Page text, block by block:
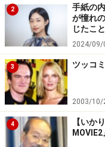
人気企業の新卒採
とても仲良くなっ
ど、それぞれに疑い
友情が生まれかけて
見えるプロセスや、
チで描かれていくと
ちが役にピッタリで
の痛烈な洗礼を浴び
2
手紙の
が憧れ
じたこと
2024/09/
3 ツッコ
2003/10/
4
【いか